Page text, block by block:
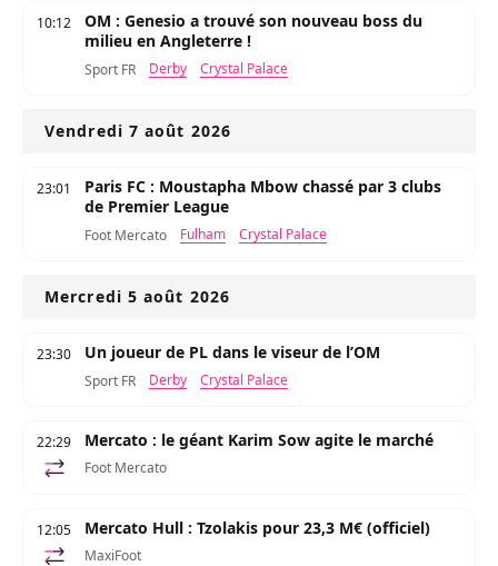
10:12
OM : Genesio a trouvé son nouveau boss du
milieu en Angleterre !
Sport FR Derby Crystal Palace
Vendredi 7 août 2026
23:01
Paris FC : Moustapha Mbow chassé par 3 clubs
de Premier League
Foot Mercato Fulham Crystal Palace
Mercredi 5 août 2026
23:30 Un joueur de PL dans le viseur de l’OM
Sport FR Derby Crystal Palace
22:29 Mercato : le géant Karim Sow agite le marché
Foot Mercato
12:05 Mercato Hull : Tzolakis pour 23,3 M€ (officiel)
MaxiFoot